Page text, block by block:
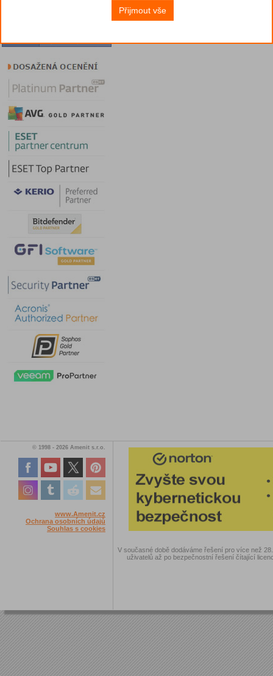
© 1998 - 2026 Amenit s.r.o.
www.Amenit.cz
Ochrana osobních údajů
Souhlas s cookies
V současné době dodáváme řešení pro více než
uživatelů až po bezpečnostní řešení čítající
Přijmout vše